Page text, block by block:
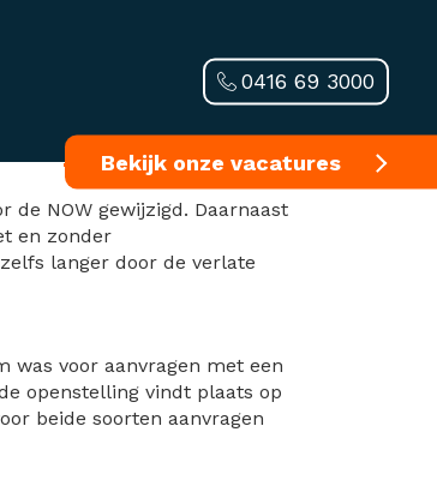
Bekijk onze vacatures
0416 69 3000
de NOW gewijzigd. Daarnaast
en zonder
langer door de verlate
was voor aanvragen met een
openstelling vindt plaats op
beide soorten aanvragen